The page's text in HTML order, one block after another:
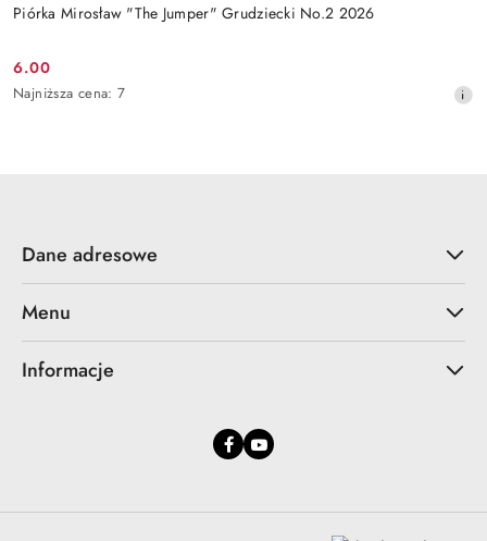
Piórka Mirosław "The Jumper" Grudziecki No.2 2026
Cena
promocyjna:
6.00
Najniższa
Najniższa cena: 7
Dane adresowe
Menu
Informacje